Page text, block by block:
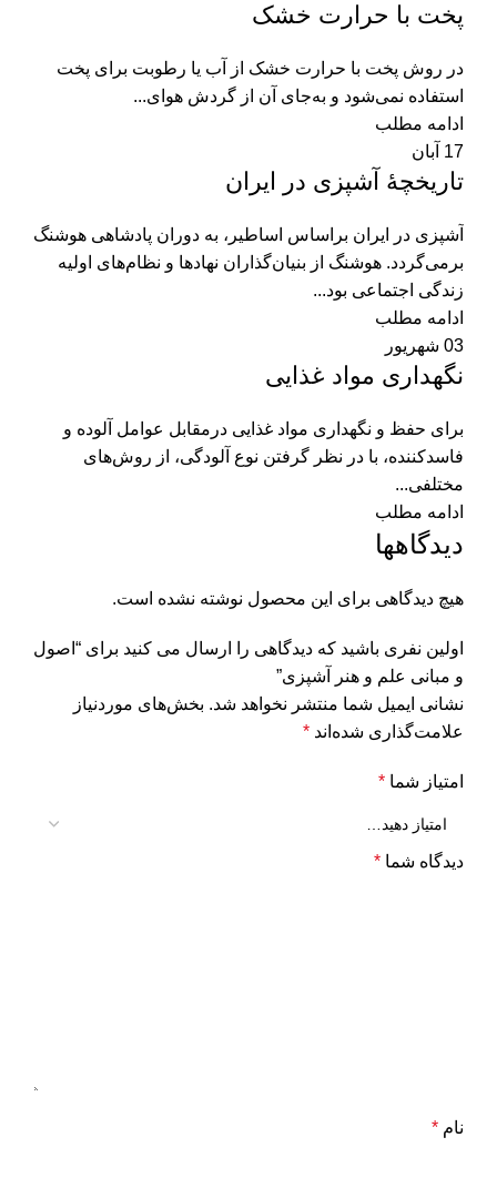
پخت با حرارت خشک
در روش پخت با حرارت خشک از آب یا رطوبت برای پخت
استفاده نمی‌شود و به‌جای آن از گردش هوای...
ادامه مطلب
17 آبان
تاریخچۀ آشپزی در ایران
آشپزی در ایران براساس اساطیر، به دوران پادشاهی هوشنگ
برمی‌گردد. هوشنگ از بنیان‌گذاران نهاد‌ها و نظام‌های اولیه‌‌
زندگی اجتماعی بود...
ادامه مطلب
03 شهریور
نگهداری مواد غذایی
برای حفظ و نگهداری مواد غذایی درمقابل عوامل آلوده و
فاسدکننده، با در نظر گرفتن نوع آلودگی، از روش‌های
مختلفی...
ادامه مطلب
دیدگاهها
هیچ دیدگاهی برای این محصول نوشته نشده است.
اولین نفری باشید که دیدگاهی را ارسال می کنید برای “اصول
و مبانی علم و هنر آشپزی”
نشانی ایمیل شما منتشر نخواهد شد. بخش‌های موردنیاز
علامت‌گذاری شده‌اند *
امتیاز شما *
دیدگاه شما *
نام *